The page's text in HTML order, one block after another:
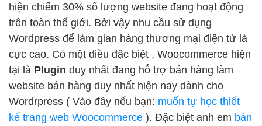
hiện chiếm 30% số lượng website đang hoạt động
trên toàn thế giới. Bởi vậy nhu cầu sử dụng
Wordpress để làm gian hàng thương mại điện tử là
cực cao. Có một điều đặc biệt , Woocommerce hiện
tại là Plugin duy nhất đang hỗ trợ bán hàng làm
website bán hàng duy nhất hiện nay dành cho
Wordrpress ( Vào đây nếu bạn: muốn tự học thiết
kế trang web Woocommerce ). Đặc biệt anh em bán